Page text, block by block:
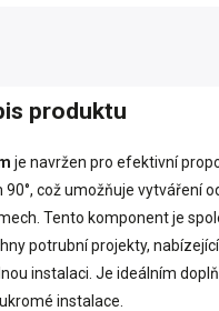
produktu
je navržen pro efektivní
což umožňuje vytváření
Tento komponent je
potrubní projekty,
instalaci. Je ideálním
instalace.